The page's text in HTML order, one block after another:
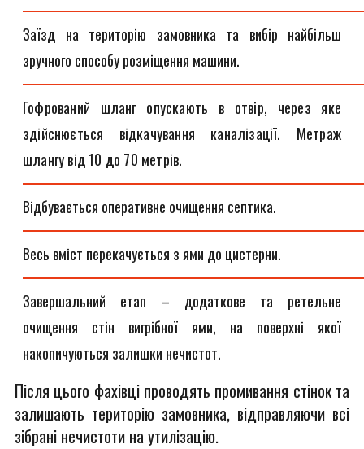
Заїзд на територію замовника та вибір найбільш
зручного способу розміщення машини.
Гофрований шланг опускають в отвір, через яке
здійснюється відкачування каналізації. Метраж
шлангу від 10 до 70 метрів.
Відбувається оперативне очищення септика.
Весь вміст перекачується з ями до цистерни.
Завершальний етап – додаткове та ретельне
очищення стін вигрібної ями, на поверхні якої
накопичуються залишки нечистот.
Після цього фахівці проводять промивання стінок та
залишають територію замовника, відправляючи всі
зібрані нечистоти на утилізацію.